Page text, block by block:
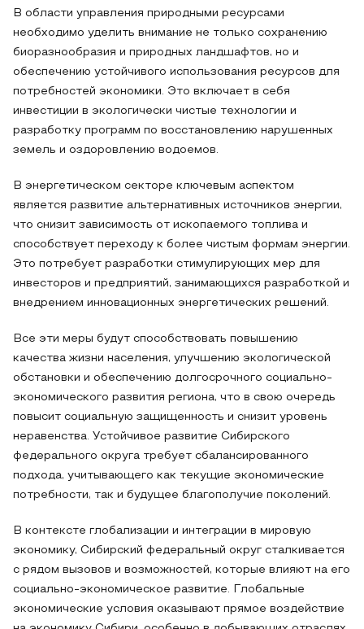
В области управления природными ресурсами
необходимо уделить внимание не только сохранению
биоразнообразия и природных ландшафтов, но и
обеспечению устойчивого использования ресурсов для
потребностей экономики. Это включает в себя
инвестиции в экологически чистые технологии и
разработку программ по восстановлению нарушенных
земель и оздоровлению водоемов.
В энергетическом секторе ключевым аспектом
является развитие альтернативных источников энергии,
что снизит зависимость от ископаемого топлива и
способствует переходу к более чистым формам энергии.
Это потребует разработки стимулирующих мер для
инвесторов и предприятий, занимающихся разработкой и
внедрением инновационных энергетических решений.
Все эти меры будут способствовать повышению
качества жизни населения, улучшению экологической
обстановки и обеспечению долгосрочного социально-
экономического развития региона, что в свою очередь
повысит социальную защищенность и снизит уровень
неравенства. Устойчивое развитие Сибирского
федерального округа требует сбалансированного
подхода, учитывающего как текущие экономические
потребности, так и будущее благополучие поколений.
В контексте глобализации и интеграции в мировую
экономику, Сибирский федеральный округ сталкивается
с рядом вызовов и возможностей, которые влияют на его
социально-экономическое развитие. Глобальные
экономические условия оказывают прямое воздействие